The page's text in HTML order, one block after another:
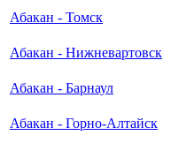
Абакан - Томск
Абакан - Нижневартовск
Абакан - Барнаул
Абакан - Горно-Алтайск